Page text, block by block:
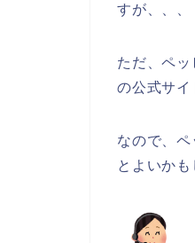
すが、、、
ただ、ペ
の公式サイ
なので、
とよいかも